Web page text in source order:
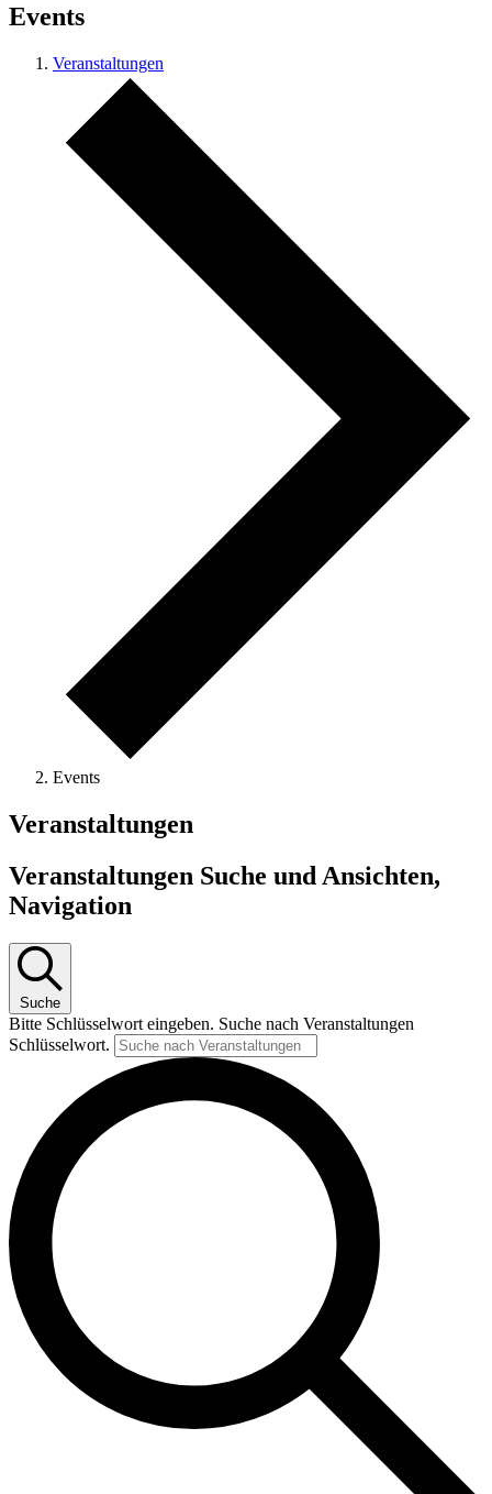
Events
Veranstaltungen
Events
Veranstaltungen
Veranstaltungen Suche und Ansichten,
Navigation
Suche
Bitte Schlüsselwort eingeben. Suche nach Veranstaltungen
Schlüsselwort.